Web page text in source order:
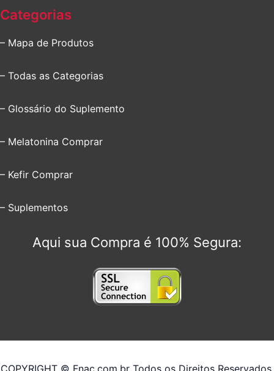
Categorias
– Mapa de Produtos
– Todas as Categorias
– Glossário do Suplemento
– Melatonina Comprar
– Kefir Comprar
– Suplementos
Aqui sua Compra é 100% Segura:
COPYRIGHT © Fnac.com.br Todos os Direitos Reservados.